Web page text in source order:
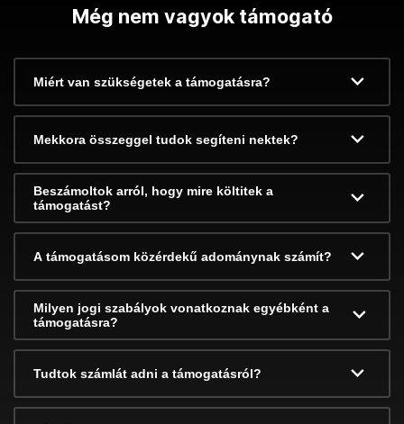
Még nem vagyok támogató
Miért van szükségetek a támogatásra?
Mekkora összeggel tudok segíteni nektek?
Beszámoltok arról, hogy mire költitek a
támogatást?
A támogatásom közérdekű adománynak számít?
Milyen jogi szabályok vonatkoznak egyébként a
támogatásra?
Tudtok számlát adni a támogatásról?